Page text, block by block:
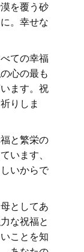
を覆う砂
。幸せな
ての幸福
心の最も
ます。祝
りしま
と繁栄の
います、
いからで
としてあ
な祝福と
ことを知